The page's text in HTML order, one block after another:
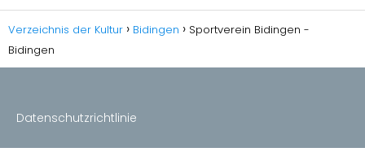
Verzeichnis der Kultur Bidingen
Sportverein Bidingen -
Bidingen
Datenschutzrichtlinie